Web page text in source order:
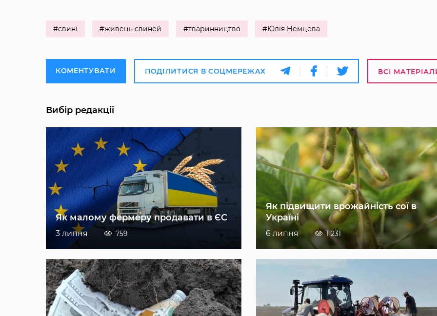
#свині #живець свиней #тваринництво #Юлія Немцева
КОМЕНТУВАТИ ПОДІЛИТИСЯ В СОЦМЕРЕЖАХ ВСІ
Вибір редакції
Як малому фермеру продавати в ЄС
3 липня 759
Як підвищити врожайність сої в
Україні
6 липня 1 231